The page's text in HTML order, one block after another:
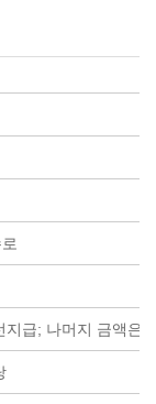
지급; 나머지 금액은